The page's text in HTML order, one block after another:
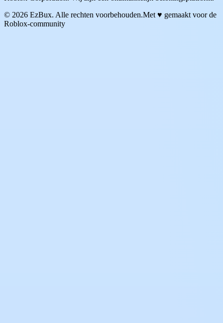
© 2026 EzBux. Alle rechten voorbehouden.Met ♥ gemaakt voor de
Roblox-community